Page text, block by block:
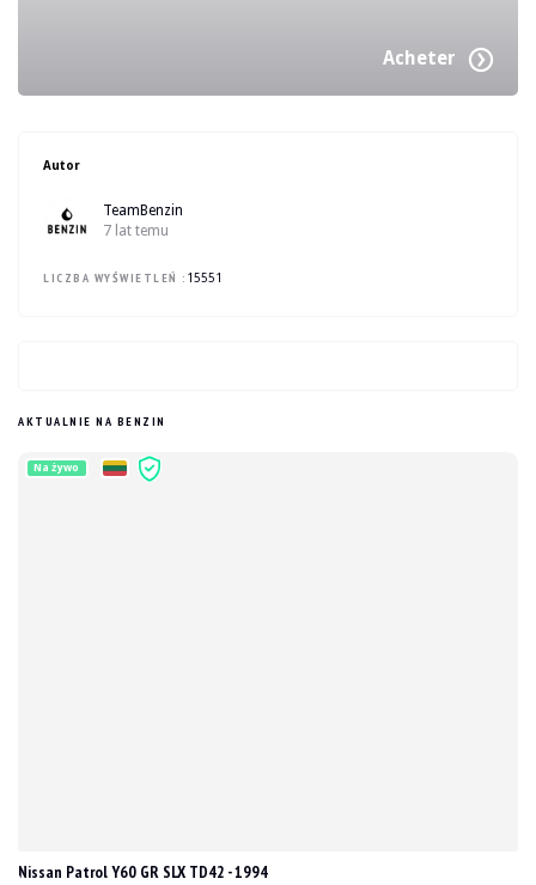
Acheter
Autor
TeamBenzin
7 lat temu
LICZBA WYŚWIETLEŃ : 15551
AKTUALNIE NA BENZIN
Na żywo
Nissan Patrol Y60 GR SLX TD42 - 1994